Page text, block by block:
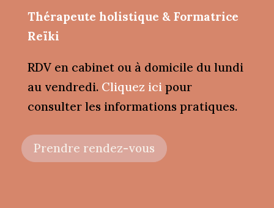
Thérapeute holistique & Formatrice
Reïki
RDV en cabinet ou à domicile du lundi
au vendredi. Cliquez ici pour
consulter les informations pratiques.
Prendre rendez-vous